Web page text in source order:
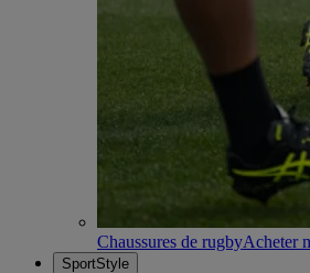
Chaussures de rugbyAcheter
SportStyle